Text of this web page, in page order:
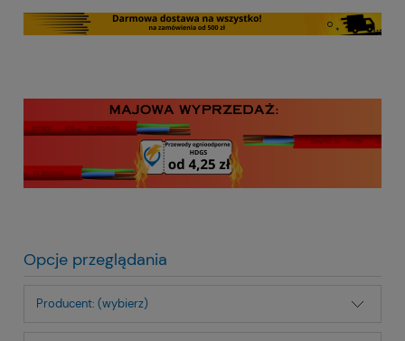
Opcje przeglądania
Producent: (wybierz)